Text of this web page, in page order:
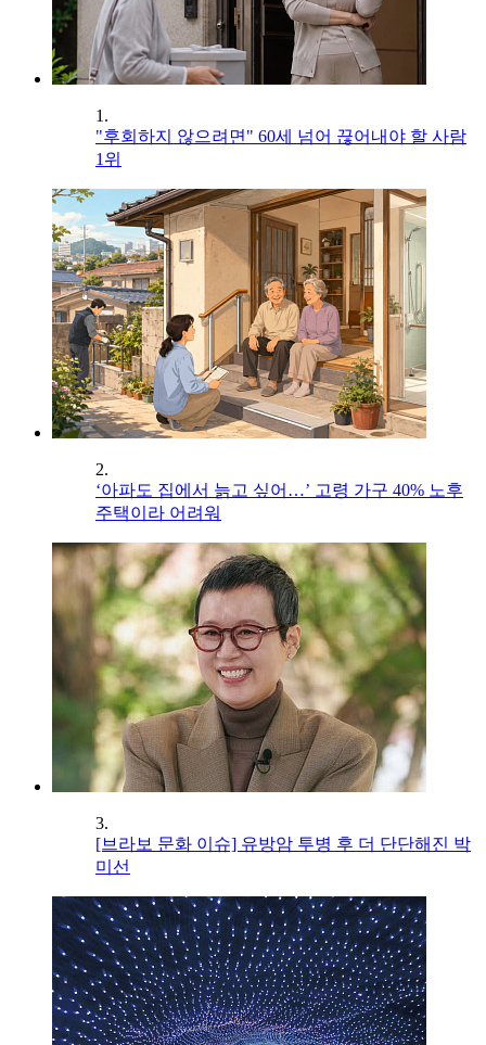
1.
"후회하지 않으려면" 60세 넘어 끊어내야 할 사람
1위
2.
‘아파도 집에서 늙고 싶어…’ 고령 가구 40% 노후
주택이라 어려워
3.
[브라보 문화 이슈] 유방암 투병 후 더 단단해진 박
미선